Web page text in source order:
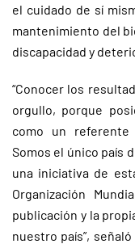
el cuidado de sí
mantenimiento del
discapacidad y
“Conocer los
orgullo, porque
como un referente
Somos el único país
una iniciativa de
Organización
publicación y la
nuestro país”,